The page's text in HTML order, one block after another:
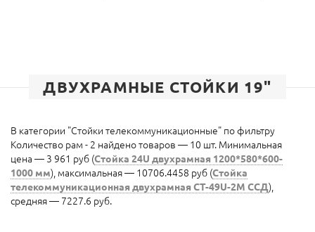
ДВУХРАМНЫЕ СТОЙКИ 19"
В категории "Стойки телекоммуникационные" по фильтру
Количество рам - 2 найдено товаров — 10 шт. Минимальная
цена — 3 961 руб (Стойка 24U двухрамная 1200*580*600-
1000 мм), максимальная — 10706.4458 руб (Стойка
телекоммуникационная двухрамная СТ-49U-2М ССД),
средняя — 7227.6 руб.